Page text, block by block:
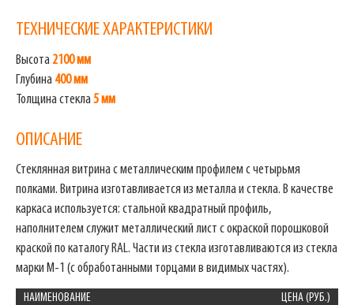
ТЕХНИЧЕСКИЕ ХАРАКТЕРИСТИКИ
Высота 2100 мм
Глубина 400 мм
Толщина стекла5 мм
ОПИСАНИЕ
Стеклянная витрина с металлическим профилем с четырьмя
полками. Витрина изготавливается из металла и стекла. В качестве
каркаса используется: стальной квадратный профиль,
наполнителем служит металлический лист с окраской порошковой
краской по каталогу RAL. Части из стекла изготавливаются из стекла
марки М-1 (с обработанными торцами в видимых частях).
НАИМЕНОВАНИЕ
ЦЕНА (РУБ.)